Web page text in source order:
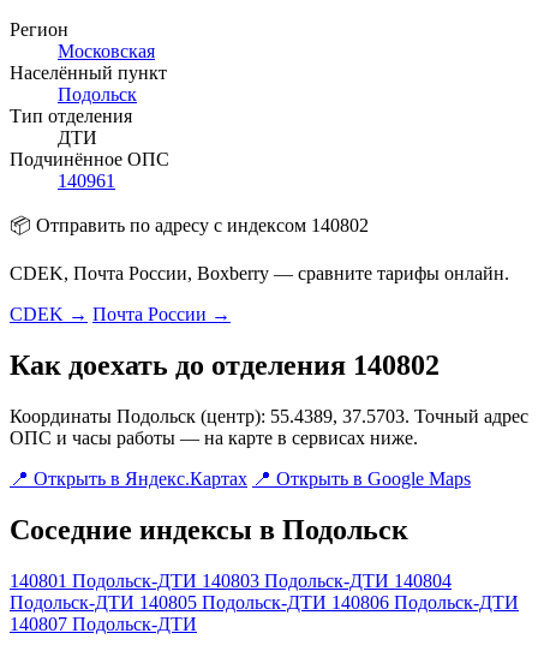
Регион
Московская
Населённый пункт
Подольск
Тип отделения
ДТИ
Подчинённое ОПС
140961
📦 Отправить по адресу с индексом 140802
CDEK, Почта России, Boxberry — сравните тарифы онлайн.
CDEK → Почта России →
Как доехать до отделения 140802
Координаты Подольск (центр): 55.4389, 37.5703. Точный адрес
ОПС и часы работы — на карте в сервисах ниже.
📍 Открыть в Яндекс.Картах 📍 Открыть в Google Maps
Соседние индексы в Подольск
140801 Подольск-ДТИ 140803 Подольск-ДТИ 140804
Подольск-ДТИ 140805 Подольск-ДТИ 140806 Подольск-ДТИ
140807 Подольск-ДТИ